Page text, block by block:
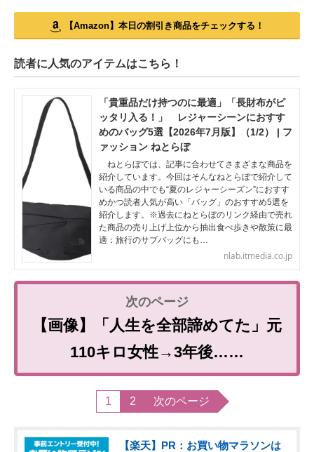
【Amazon】本日の割引き商品をチェックする！
読者に人気のアイテムはこちら！
「貴重品だけ持つのに最適」「長財布がピ
ッタリ入る！」 レジャーシーンにおすす
めのバッグ5選【2026年7月版】（1/2） | フ
ァッション ねとらぼ
ねとらぼでは、記事に合わせてさまざまな商品を
紹介しています。今回はそんなねとらぼで紹介して
いる商品の中でも“夏のレジャーシーズン”におすす
めかつ読者人気が高い「バッグ」のおすすめ5選を
紹介します。※過去にねとらぼのリンク経由で売れ
た商品の売り上げ上位から抽出食べ歩きや散策に最
適：旅行のサブバッグにも…
nlab.itmedia.co.jp
【画像】「人生を全部諦めてた」元
110キロ女性→3年後……
1 2 次のページ
【楽天】PR：お買い物マラソンは